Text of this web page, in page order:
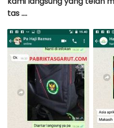
tas ….